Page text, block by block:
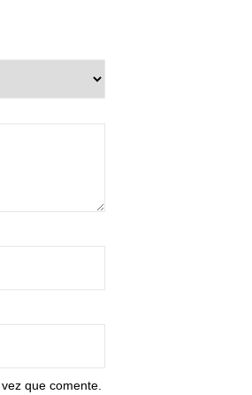
que comente.